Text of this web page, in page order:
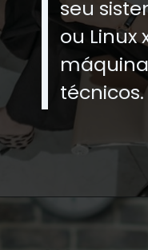
seu
ou Linux
técnicos.